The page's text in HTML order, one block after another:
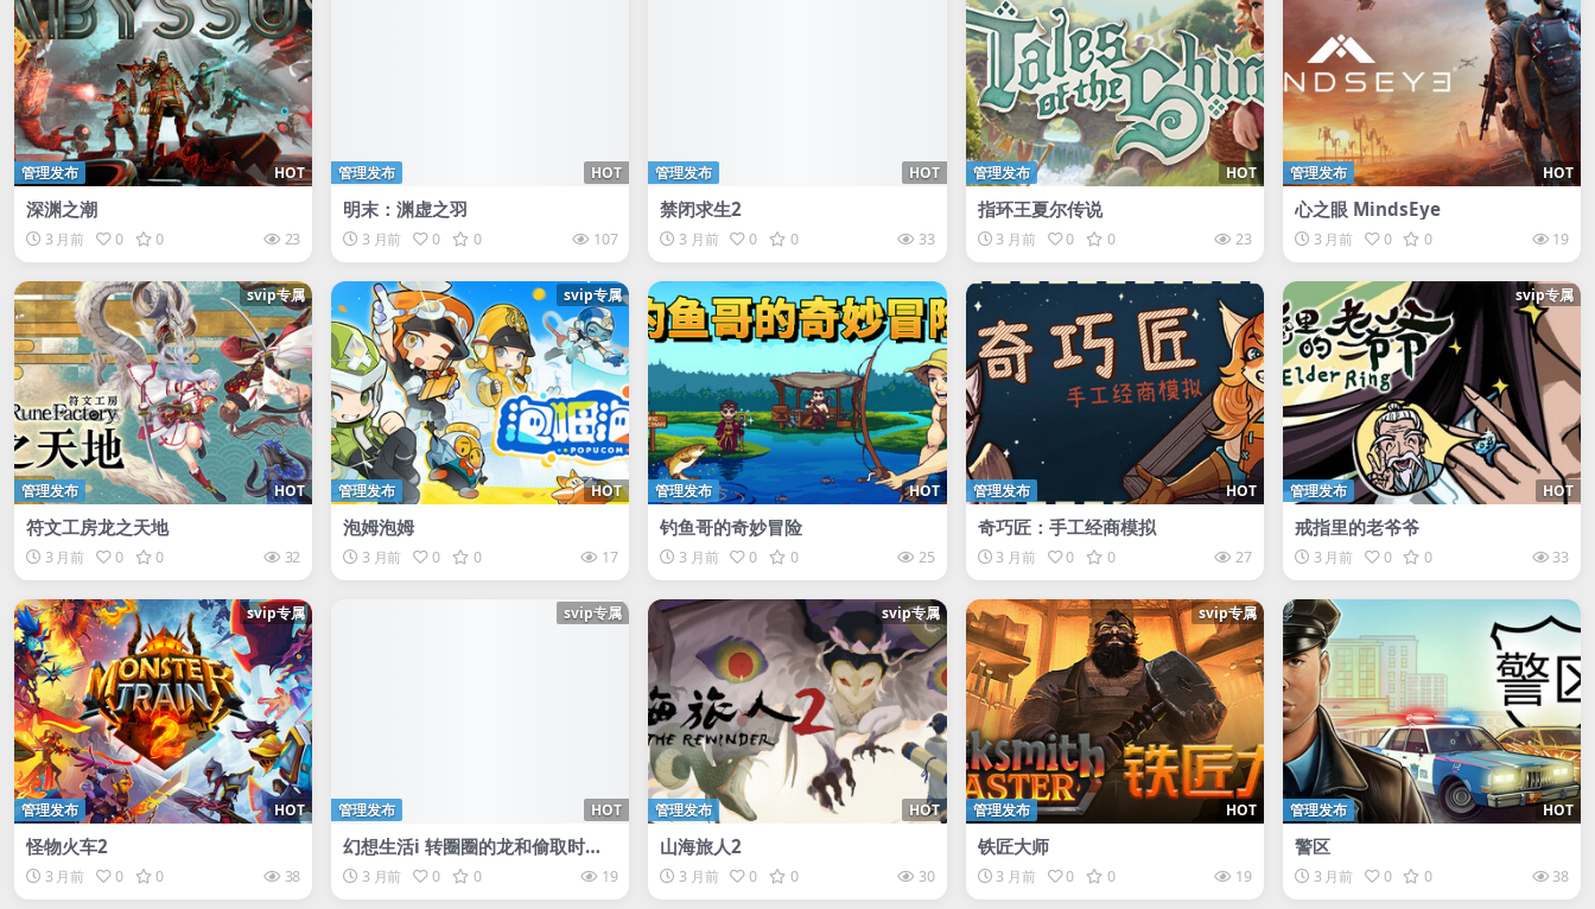
HOT
管理发布
深渊之潮
3 月前 0 0 23
HOT
管理发布
明末：渊虚之羽
3 月前 0 0 107
HOT
管理发布
禁闭求生2
3 月前 0 0 33
HOT
管理发布
指环王夏尔传说
3 月前 0 0 23
HOT
管理发布
心之眼 MindsEye
3 月前 0 0 19
svip专属
HOT
管理发布
符文工房龙之天地
3 月前 0 0 32
svip专属
HOT
管理发布
泡姆泡姆
3 月前 0 0 17
HOT
管理发布
钓鱼哥的奇妙冒险
3 月前 0 0 25
HOT
管理发布
奇巧匠：手工经商模拟
3 月前 0 0 27
svip专属
HOT
管理发布
戒指里的老爷爷
3 月前 0 0 33
svip专属
HOT
管理发布
怪物火车2
3 月前 0 0 38
svip专属
HOT
管理发布
幻想生活i 转圈圈的龙和偷取时间
的少女
3 月前 0 0 19
svip专属
HOT
管理发布
山海旅人2
3 月前 0 0 30
svip专属
HOT
管理发布
铁匠大师
3 月前 0 0 19
HOT
管理发布
警区
3 月前 0 0 38